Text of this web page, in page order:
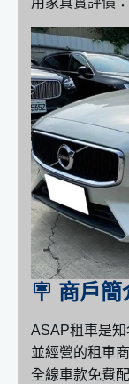
🪧 商戶簡
ASAP租車是
並經營的租車
全線車款免費